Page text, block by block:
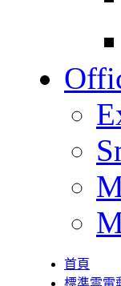
首頁